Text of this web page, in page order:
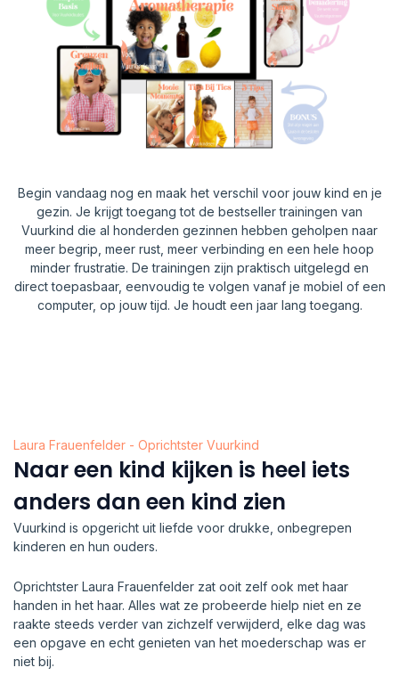
Begin vandaag nog en maak het verschil voor jouw kind en je
gezin. Je krijgt toegang tot de bestseller trainingen van
Vuurkind die al honderden gezinnen hebben geholpen naar
meer begrip, meer rust, meer verbinding en een hele hoop
minder frustratie. De trainingen zijn praktisch uitgelegd en
direct toepasbaar, eenvoudig te volgen vanaf je mobiel of een
computer, op jouw tijd. Je houdt een jaar lang toegang.
Laura Frauenfelder - Oprichtster Vuurkind
Naar een kind kijken is heel iets
anders dan een kind zien
Vuurkind is opgericht uit liefde voor drukke, onbegrepen
kinderen en hun ouders.
Oprichtster Laura Frauenfelder zat ooit zelf ook met haar
handen in het haar. Alles wat ze probeerde hielp niet en ze
raakte steeds verder van zichzelf verwijderd, elke dag was
een opgave en echt genieten van het moederschap was er
niet bij.